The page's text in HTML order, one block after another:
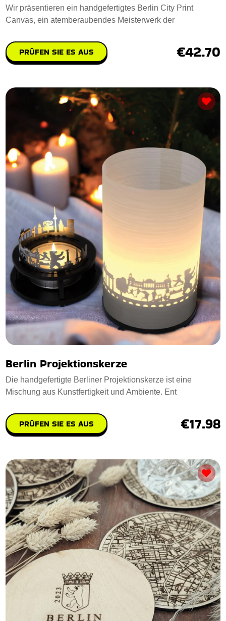
Wir präsentieren ein handgefertigtes Berlin City Print
Canvas, ein atemberaubendes Meisterwerk der
PRÜFEN SIE ES AUS €42.70
Berlin Projektionskerze
Die handgefertigte Berliner Projektionskerze ist eine
Mischung aus Kunstfertigkeit und Ambiente. Ent
PRÜFEN SIE ES AUS €17.98